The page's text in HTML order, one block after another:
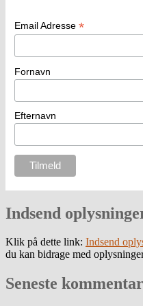
Email Adresse *
Fornavn
Efternavn
Indsend
Klik på dette link: Indsend
du kan bidrage med
Seneste